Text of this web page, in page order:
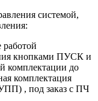
системой,
работой
кнопками ПУСК и
до
комплектация
, под заказ с ПЧ